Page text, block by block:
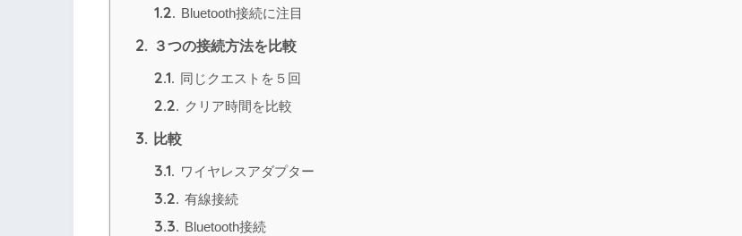
1.2. Bluetooth接続に注目
2. ３つの接続方法を比較
2.1. 同じクエストを５回
2.2. クリア時間を比較
3. 比較
3.1. ワイヤレスアダプター
3.2. 有線接続
3.3. Bluetooth接続